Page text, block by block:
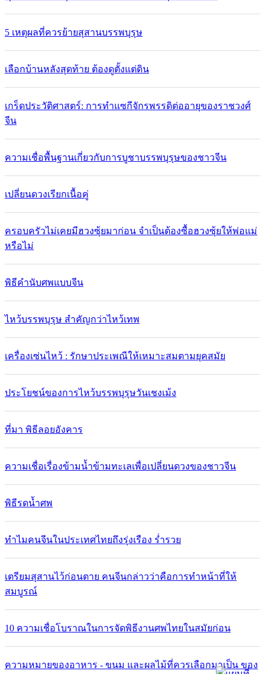
5 เหตุผลที่ควรย้ายสุสานบรรพบุรุษ
เลือกบ้านหลังสุดท้าย ต้องดูตั้งแต่ดิน
เกร็ดประวัติศาสตร์: การทำแซกีจักรพรรดิต่ออายุของราชวงศ์
จีน
ความเชื่อพื้นฐานเกี่ยวกับการบูชาบรรพบุรุษของชาวจีน
เปลี่ยนดวงเรียกเนื้อคู่
ครอบครัวไม่เคยมีฮวงซุ้ยมาก่อน จำเป็นต้องซื้อฮวงซุ้ยให้พ่อแม่
หรือไม่
พิธีคำนับศพแบบจีน
ไหว้บรรพบุรุษ สำคัญกว่าไหว้เทพ
เครื่องเซ่นไหว้ : รักษาประเพณีให้เหมาะสมตามยุคสมัย
ประโยชน์ของการไหว้บรรพบุรุษวันเชงเม้ง
ที่มา พิธีลอยอังคาร
ความเชื่อเรื่องข้ามน้ำข้ามทะเลเพื่อเปลี่ยนดวงของชาวจีน
พิธีรดน้ำศพ
ทำไมคนจีนในประเทศไทยถึงรุ่งเรือง ร่ำรวย
เตรียมสุสานไว้ก่อนตาย คนจีนกล่าวว่าคือการทำหน้าที่ให้
สมบูรณ์
10 ความเชื่อโบราณในการจัดพิธีงานศพไทยในสมัยก่อน
ความหมายของอาหาร - ขนม และผลไม้ที่ควรเลือกมาเป็น ของ